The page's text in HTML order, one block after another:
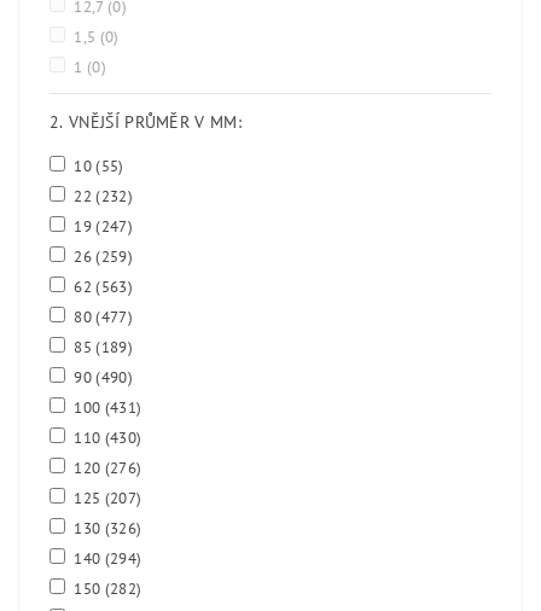
12,7 (0)
1,5 (0)
1 (0)
2. VNĚJŠÍ PRŮMĚR V MM:
10(55)
22(232)
19(247)
26(259)
62(563)
80(477)
85(189)
90(490)
100 (431)
110 (430)
120 (276)
125 (207)
130 (326)
140 (294)
150 (282)